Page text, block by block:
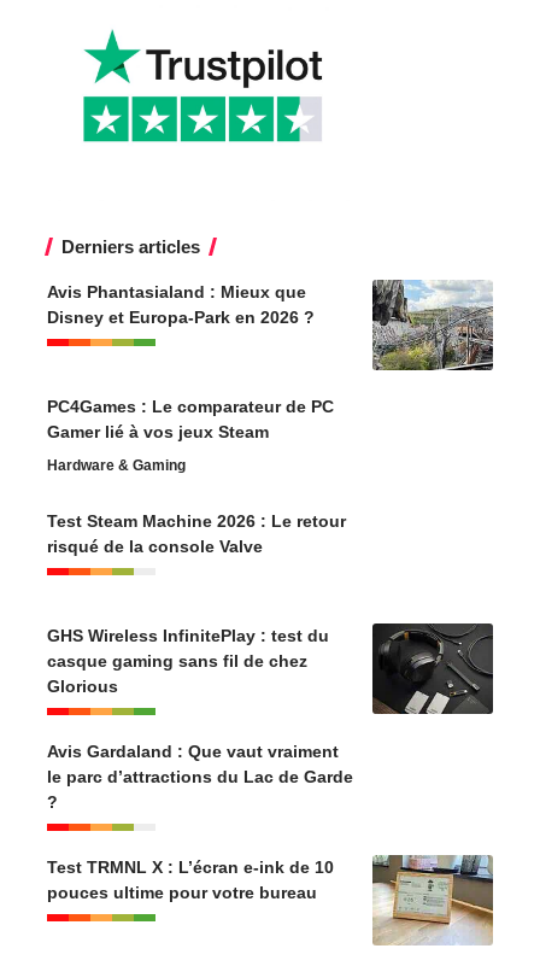
Derniers articles
Avis Phantasialand : Mieux que
Disney et Europa-Park en 2026 ?
PC4Games : Le comparateur de PC
Gamer lié à vos jeux Steam
Hardware & Gaming
Test Steam Machine 2026 : Le retour
risqué de la console Valve
GHS Wireless InfinitePlay : test du
casque gaming sans fil de chez
Glorious
Avis Gardaland : Que vaut vraiment
le parc d’attractions du Lac de Garde
?
Test TRMNL X : L’écran e-ink de 10
pouces ultime pour votre bureau